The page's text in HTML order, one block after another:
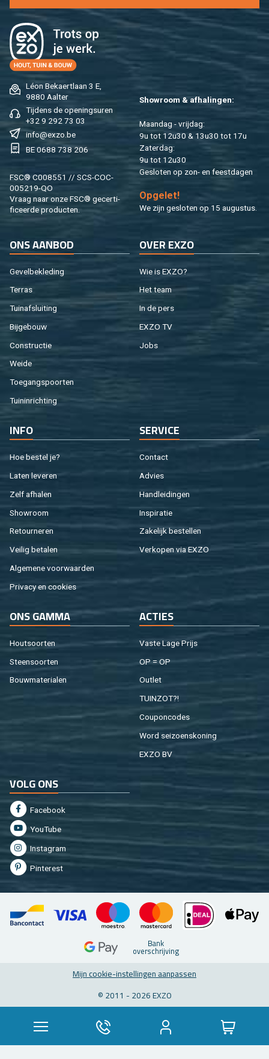
Léon Be­kaert­laan 3 E,
9880 Aal­ter
Tij­dens de ope­nings­uren
+32 9 292 73 03
info@​exzo.​be
BE 0688 738 206
FSC® C008551 // SCS-COC-
005219-QO
Vraag naar onze FSC® ge­cer­ti­
fi­ceer­de pro­duc­ten.
Show­room & af­ha­lin­gen:
Maan­dag - vrij­dag:
9u tot 12u30 & 13u30 tot 17u
Za­ter­dag:
9u tot 12u30
Ge­slo­ten op zon- en feest­da­gen
Op­ge­let!
We zijn ge­slo­ten op 15 au­gus­tus.
ONS AAN­BOD
Ge­vel­be­kle­ding
Ter­ras
Tuin­af­slui­ting
Bij­ge­bouw
Con­struc­tie
Weide
Toe­gangs­poor­ten
Tuin­in­rich­ting
OVER EXZO
Wie is EXZO?
Het team
In de pers
EXZO TV
Jobs
INFO
Hoe be­stel je?
Laten le­ve­ren
Zelf af­ha­len
Show­room
Re­tour­ne­ren
Vei­lig be­ta­len
Al­ge­me­ne voor­waar­den
Pri­va­cy en coo­kies
SER­VI­CE
Con­tact
Ad­vies
Hand­lei­din­gen
In­spi­ra­tie
Za­ke­lijk be­stel­len
Ver­ko­pen via EXZO
ONS GAMMA
Hout­soor­ten
Steen­soor­ten
Bouw­ma­te­ri­a­len
AC­TIES
Vaste Lage Prijs
OP = OP
Out­let
TUIN­ZOT?!
Cou­pon­co­des
Word sei­zoens­ko­ning
EXZO BV
VOLG ONS
Fa­cebook
You­Tu­be
In­st­agram
Pin­te­rest
Bank
over­schrij­ving
Mijn coo­kie-in­stel­lin­gen aan­pas­sen
© 2011 - 2026 EXZO